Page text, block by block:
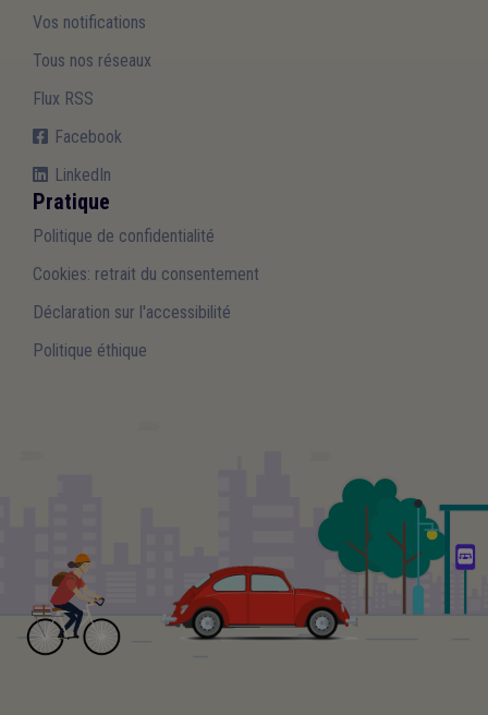
Vos notifications
Tous nos réseaux
Flux RSS
Facebook
LinkedIn
Pratique
Politique de confidentialité
Cookies: retrait du consentement
Déclaration sur l'accessibilité
Politique éthique